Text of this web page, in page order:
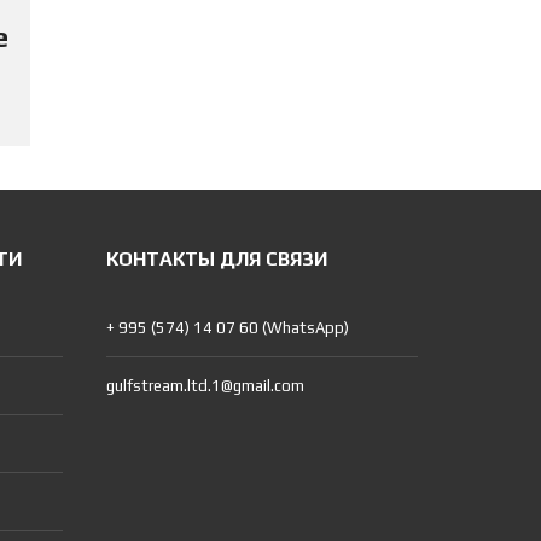
КОНТАКТЫ ДЛЯ СВЯЗИ
+ 995 (574) 14 07 60 (WhatsApp)
gulfstream.ltd.1@gmail.com